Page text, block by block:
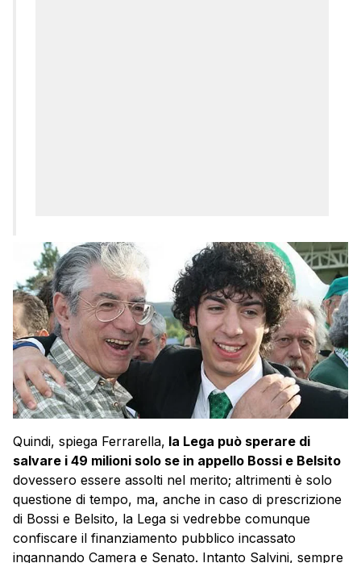
Quindi, spiega Ferrarella, la Lega può sperare di
salvare i 49 milioni solo se in appello Bossi e Belsito
dovessero essere assolti nel merito; altrimenti è solo
questione di tempo, ma, anche in caso di prescrizione
di Bossi e Belsito, la Lega si vedrebbe comunque
confiscare il finanziamento pubblico incassato
ingannando Camera e Senato. Intanto Salvini, sempre